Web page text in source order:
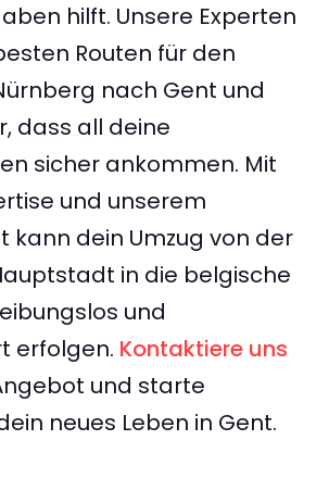
hilft. Unsere Experten
Routen für den
nach Gent und
dass all deine
sicher ankommen. Mit
und unserem
kann dein Umzug von der
in die belgische
und
erfolgen. Kontaktiere uns
und starte
neues Leben in Gent.